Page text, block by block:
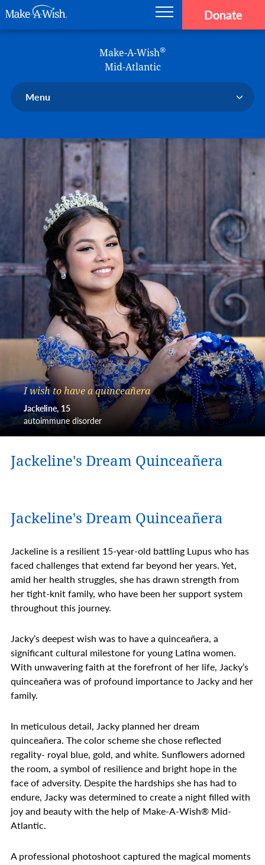
Donate
Make-A-Wish®
Mid-Atlantic
Menu
Our Events
Our Stories
Ways to Help Us
En Español
Donate Now
I wish to have a quinceañera
Jackeline 15
autoimmune disorder
Jackeline's Dream Quinceañera
Jackeline's Dream Quinceañera
Jackeline is a resilient 15-year-old battling Lupus who has
faced challenges that extend far beyond her years. Yet,
amid her health struggles, she has drawn strength from
her tight-knit family, who have been her support system
throughout this journey.
Jacky’s deepest wish was to have a quinceañera, a
significant cultural milestone for young Latina women.
With unwavering faith at the forefront of her life, Jacky’s
quinceañera was of profound importance to Jacky and her
family.
In meticulous detail, Jacky planned her dream
quinceañera. The color scheme she chose reflected
regality- royal blue, gold, and white. Sunflowers adorned
the room, a symbol of resilience and bright hope in the
face of adversity. Despite the hardships she has had to
endure, Jacky was determined to create a night filled with
joy and beauty with the help of Make-A-Wish® Mid-
Atlantic.
A professional photoshoot captured the magical moments